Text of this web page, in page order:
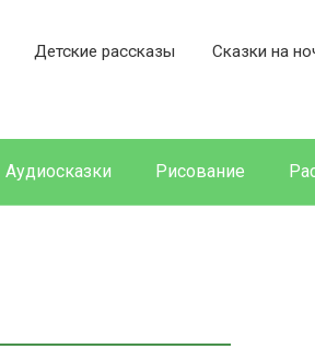
Детские рассказы Сказки на
Аудиосказки Рисование